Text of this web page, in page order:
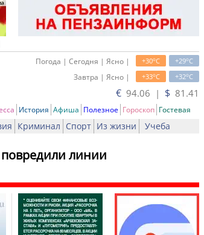
+29oC
+30oC
Погода | Сегодня | Ясно |
+32oC
+33oC
Завтра | Ясно |
€ 94.06 | $ 81.41
История Афиша Полезное Гороскоп Гостевая
Криминал Спорт Из жизни Учеба
линии
Печать